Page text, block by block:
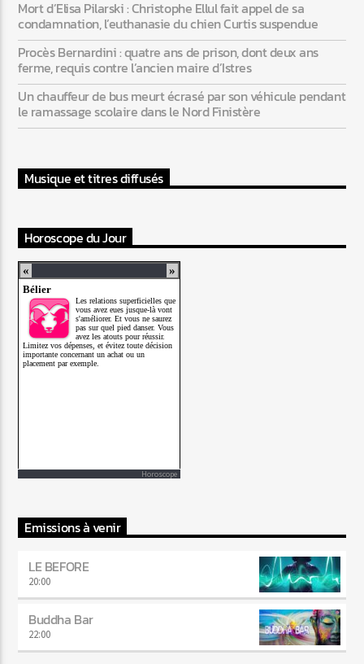
Mort d’Elisa Pilarski : Christophe Ellul fait appel de sa
condamnation, l’euthanasie du chien Curtis suspendue
Procès Bernardini : quatre ans de prison, dont deux ans
ferme, requis contre l’ancien maire d’Istres
Un chauffeur de bus meurt écrasé par son véhicule pendant
le ramassage scolaire dans le Nord Finistère
Musique et titres diffusés
Horoscope du Jour
Horoscope
Emissions à venir
LE BEFORE
20:00
Buddha Bar
22:00